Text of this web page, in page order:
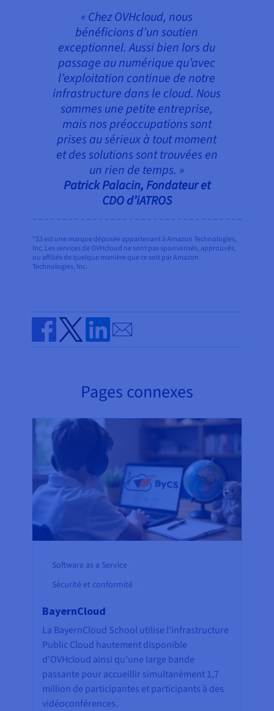
« Chez OVHcloud, nous
bénéficions d’un soutien
exceptionnel. Aussi bien lors du
passage au numérique qu’avec
l’exploitation continue de notre
infrastructure dans le cloud. Nous
sommes une petite entreprise,
mais nos préoccupations sont
prises au sérieux à tout moment
et des solutions sont trouvées en
un rien de temps. »
Patrick Palacin, Fondateur et
CDO d’iATROS
*S3 est une marque déposée appartenant à Amazon Technologies,
Inc. Les services de OVHcloud ne sont pas sponsorisés, approuvés,
ou affiliés de quelque manière que ce soit par Amazon
Technologies, Inc.
Share on Facebook
Share on Twitter
Share on Linkedin
Send by email
Pages connexes
Software as a Service
Sécurité et conformité
BayernCloud
La BayernCloud School utilise l'infrastructure
Public Cloud hautement disponible
d’OVHcloud ainsi qu’une large bande
passante pour accueillir simultanément 1,7
million de participantes et participants à des
vidéoconférences.